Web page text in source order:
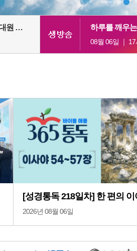
행복한 쉼터 대구동신교회 문대원 목사 하루를 깨우
08월 06일 ｜
2026년 08월 06일